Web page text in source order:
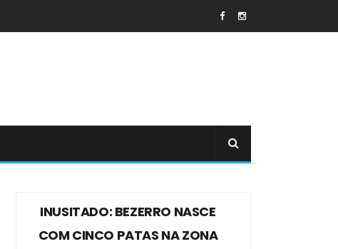
INUSITADO: BEZERRO NASCE
COM CINCO PATAS NA ZONA